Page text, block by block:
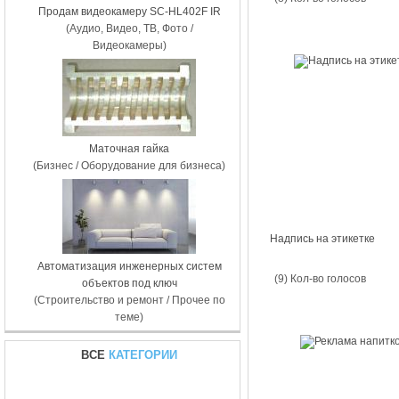
Продам видеокамеру SC-HL402F IR
(Аудио, Видео, ТВ, Фото /
Видеокамеры)
Маточная гайка
(Бизнес / Оборудование для бизнеса)
Автоматизация инженерных систем
объектов под ключ
(Строительство и ремонт / Прочее по
теме)
ВСЕ КАТЕГОРИИ
Надпись на этикетке
(9) Кол-во голосов